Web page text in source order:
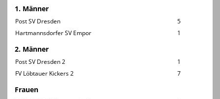
1. Männer
Post SV Dresden
5
Hartmannsdorfer SV Empor
1
2. Männer
Post SV Dresden 2
1
FV Löbtauer Kickers 2
7
Frauen